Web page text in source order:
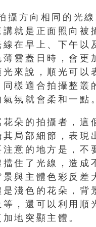
攝方向相同的光
就是正面照向被
在早上、下午以
雲蓋日時，會更
來說，順光可以
樣適合拍攝整叢
氛就會柔和一點
朵的拍攝者，這
其局部細節，表現
注意的地方是，不
住了光線，造成
景與主體色彩反差
淺色的花朵，背
，還可以利用順
地突顯主體。